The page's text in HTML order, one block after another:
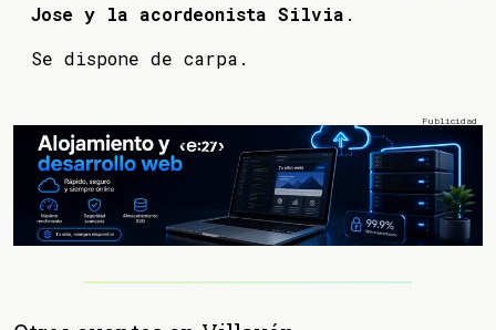
Jose y la acordeonista Silvia .
Se dispone de carpa.